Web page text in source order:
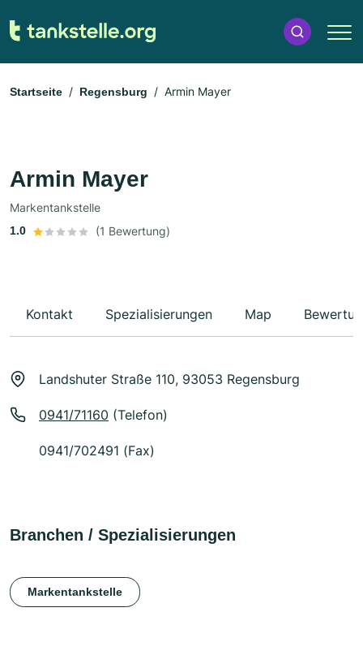
Startseite Regensburg Armin Mayer
Armin Mayer
Markentankstelle
1.0 (1 Bewertung)
Kontakt Spezialisierungen Map
Landshuter Straße 110, 93053 Regensburg
0941/71160 (Telefon)
0941/702491 (Fax)
Branchen / Spezialisierungen
Markentankstelle